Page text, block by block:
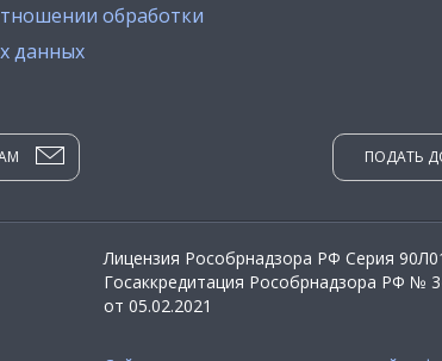
обработки
данных
ПОДАТЬ
Лицензия Рособрнадзора РФ Серия
Госаккредитация Рособрнадзора РФ №
от 05.02.2021